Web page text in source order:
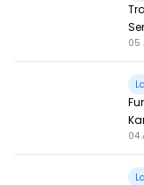
05
Fun Fact
04